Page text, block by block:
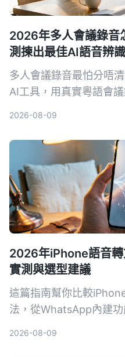
2026年多人會議錄音
測揀出最佳AI語音辨
多人會議錄音最怕分唔
AI工具，用真實粵語會
時間。
2026-08-09
2026年iPhone語音
實測與選型建議
這篇指南幫你比較
法，從WhatsApp內建
2026-08-09